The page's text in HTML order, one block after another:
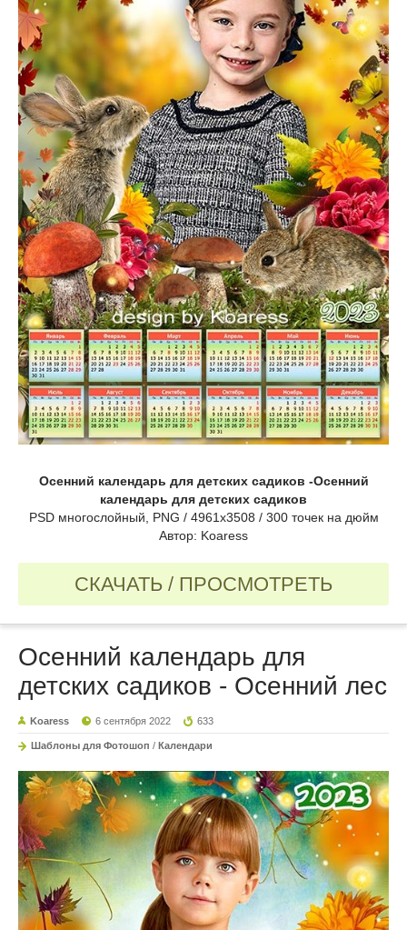
Осенний календарь для детских садиков -Осенний
календарь для детских садиков
PSD многослойный, PNG / 4961x3508 / 300 точек на дюйм
Автор: Koaress
СКАЧАТЬ / ПРОСМОТРЕТЬ
Осенний календарь для
детских садиков - Осенний лес
Koaress 6 сентября 2022 633
Шаблоны для Фотошоп / Календари